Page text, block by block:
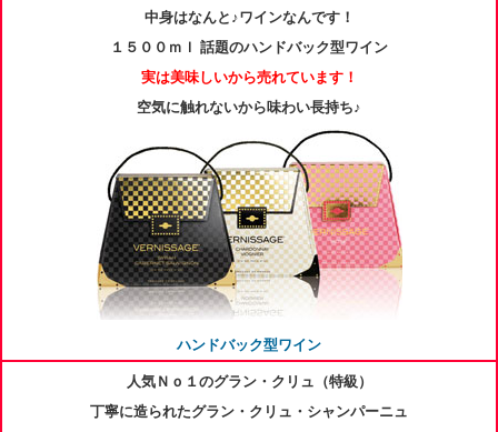
中身はなんと♪ワインなんです！
１５００ｍｌ 話題のハンドバック型ワイン
実は美味しいから売れています！
空気に触れないから味わい長持ち♪
ハンドバック型ワイン
人気Ｎｏ１のグラン・クリュ（特級）
丁寧に造られたグラン・クリュ・シャンパーニュ